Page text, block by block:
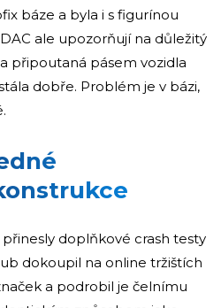
báze a byla i s figurínou
ale upozorňují na důležitý
připoutaná pásem vozidla
dobře. Problém je v bázi,
doplňkové crash testy
dokoupil na online tržištích
a podrobil je čelnímu